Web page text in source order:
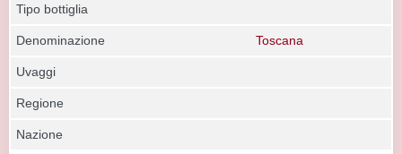
Tipo bottiglia
Denominazione Toscana
Uvaggi
Regione
Nazione